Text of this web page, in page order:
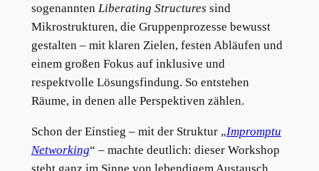
sogenannten Liberating Structures sind
Mikrostrukturen, die Gruppenprozesse bewusst
gestalten – mit klaren Zielen, festen Abläufen und
einem großen Fokus auf inklusive und
respektvolle Lösungsfindung. So entstehen
Räume, in denen alle Perspektiven zählen.
Schon der Einstieg – mit der Struktur „Impromptu
Networking“ – machte deutlich: dieser Workshop
steht ganz im Sinne von lebendigem Austausch.